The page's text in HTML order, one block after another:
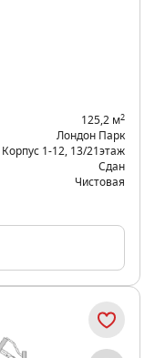
125,2 м2
Лондон Парк
Корпус 1-12 13/21 этаж
Сдан
Чистовая